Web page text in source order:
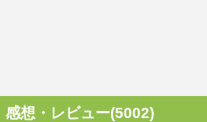
感想・レビュー(5002)